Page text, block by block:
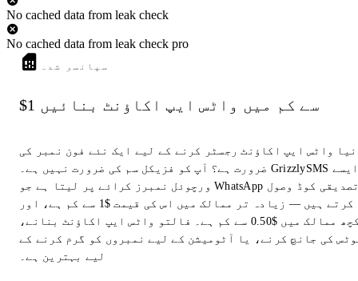
No cached data from leak check
No cached data from leak check pro
سپانسر شدہ
$1 سے کم میں واٹس ایپ اکاؤنٹ بنائیں
نیا واٹس ایپ اکاؤنٹ رجسٹر کرنے کے لیے ایک نئے فون نمبر کی
ضرورت ہے؟ آپ کو فزیکل سم کی ضرورت نہیں ہے۔ GrizzlySMS ایسے
ورچوئل نمبرز کرائے پر لیتا ہے جو WhatsApp تصدیقی کوڈ وصول
کرتے ہیں — زیادہ تر ممالک میں اس کی قیمت $1 سے کم ہے، اور
کچھ ممالک میں $0.50 سے کم ہے۔ فالتو واٹس ایپ اکاؤنٹ بنانے،
کی جانچ کرنے، یا آٹومیشن کے لیے نمبروں کو گرم کرنے کے
لیے بہترین ہے۔